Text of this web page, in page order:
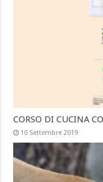
CORSO DI CUCINA
10 Settembre 2019